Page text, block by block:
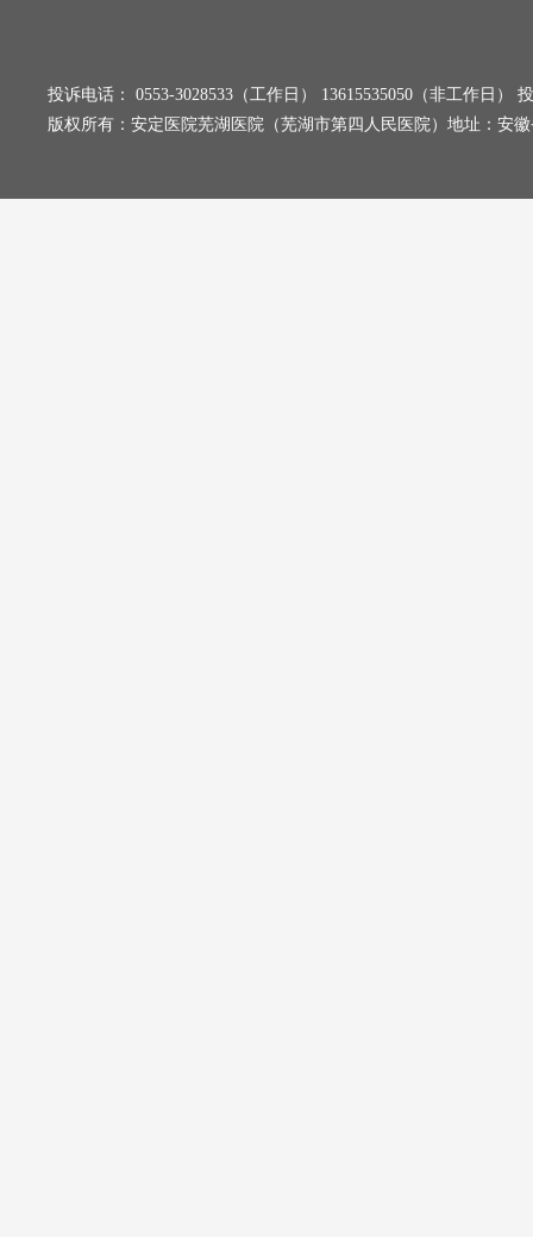
投诉电话： 0553-3028533（工作日） 13615535050（非工作日）
版权所有：安定医院芜湖医院（芜湖市第四人民医院）地址：